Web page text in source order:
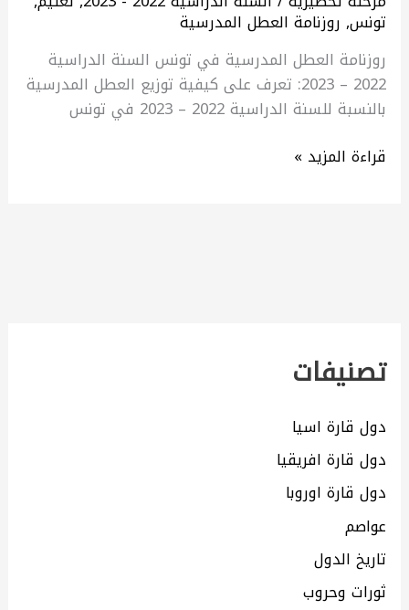
تصنيفات
دول قارة اسيا
دول قارة افريقيا
دول قارة اوروبا
عواصم
تاريخ الدول
ثورات وحروب
تونس, روزنامة العطل المدرسية
روزنامة العطل المدرسية في تونس السنة الدراسية
2022 – 2023: تعرف على كيفية توزيع العطل المدرسية
بالنسبة للسنة الدراسية 2022 – 2023 في تونس
2023
قراءة المزيد »